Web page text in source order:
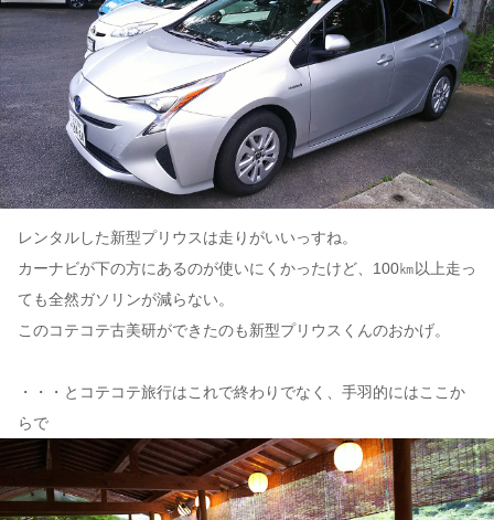
レンタルした新型プリウスは走りがいいっすね。
カーナビが下の方にあるのが使いにくかったけど、100㎞以上走っ
ても全然ガソリンが減らない。
このコテコテ古美研ができたのも新型プリウスくんのおかげ。
・・・とコテコテ旅行はこれで終わりでなく、手羽的にはここか
らで